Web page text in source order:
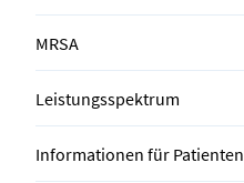
MRSA
Leistungsspektrum
Informationen für Patienten